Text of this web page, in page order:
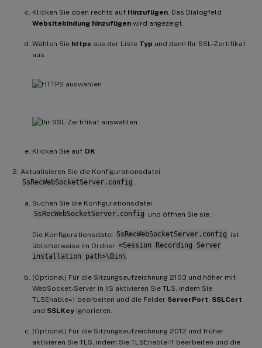
Klicken Sie oben rechts auf Hinzufügen . Das Dialogfeld
Websitebindung hinzufügen wird angezeigt.
Wählen Sie https aus der Liste Typ und dann Ihr SSL-Zertifikat
aus.
Klicken Sie auf OK
Aktualisieren Sie die Konfigurationsdatei
SsRecWebSocketServer.config
Suchen Sie die Konfigurationsdatei
SsRecWebSocketServer.config und öffnen Sie sie.
Die Konfigurationsdatei SsRecWebSocketServer.config ist
üblicherweise im Ordner <Session Recording Server
installation path>\Bin\
(Optional) Für die Sitzungsaufzeichnung 2103 und höher mit
WebSocket-Server in IIS aktivieren Sie TLS, indem Sie
TLSEnable=1 bearbeiten und die Felder ServerPort SSLCert
und SSLKey ignorieren.
(Optional) Für die Sitzungsaufzeichnung 2012 und früher
aktivieren Sie TLS, indem Sie TLSEnable=1 bearbeiten und die